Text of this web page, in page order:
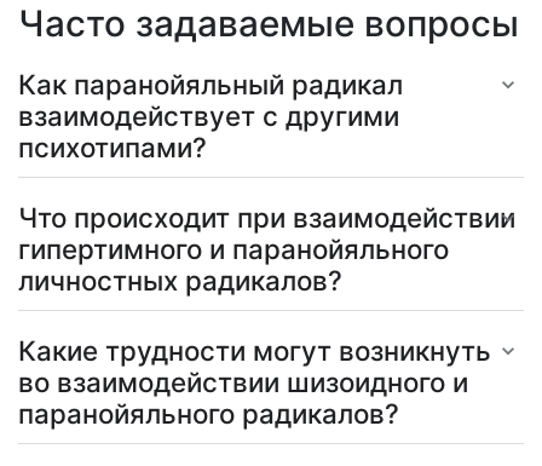
Часто задаваемые вопросы
Как паранойяльный радикал
взаимодействует с другими
психотипами?
Что происходит при взаимодействии
гипертимного и паранойяльного
личностных радикалов?
Какие трудности могут возникнуть
во взаимодействии шизоидного и
паранойяльного радикалов?